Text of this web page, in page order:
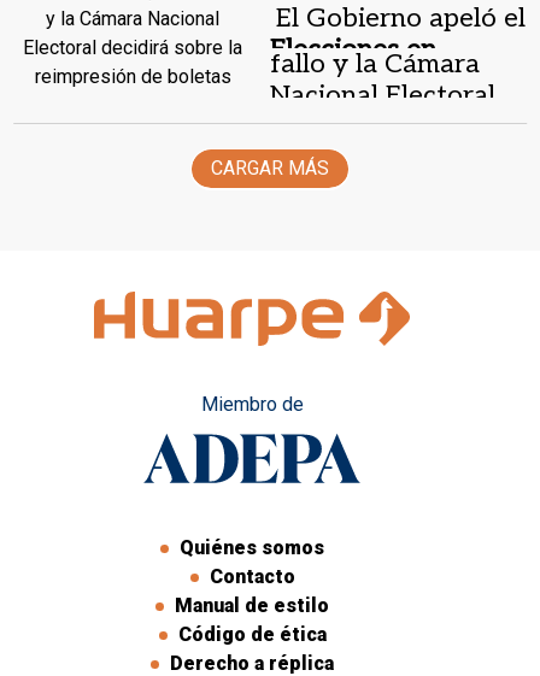
procesal
Elecciones en
Buenos Aires.
El Gobierno apeló el
fallo y la Cámara
Nacional Electoral
decidirá sobre la
reimpresión de
boletas
CARGAR MÁS
Miembro de
Quiénes somos
Contacto
Manual de estilo
Código de ética
Derecho a réplica